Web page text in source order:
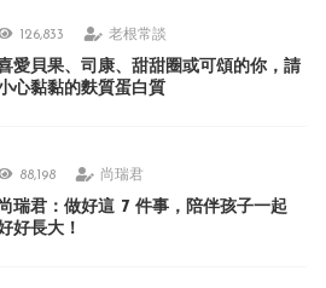
126,833 老根常談
愛貝果、司康、甜甜圈或可頌的你，請
心黏黏的麩質蛋白質
88,198 尚瑞君
瑞君：做好這 7 件事，陪伴孩子一起
好長大！